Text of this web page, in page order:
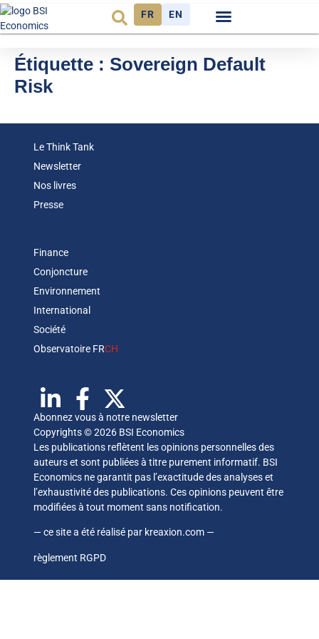
FR EN
Étiquette : Sovereign Default
Risk
Le Think Tank
Newsletter
Nos livres
Presse
Finance
Conjoncture
Environnement
International
Société
Observatoire FRCH
Abonnez vous à notre newsletter
Copyrights © 2026 BSI Economics
Les publications reflètent les opinions personnelles des
auteurs et sont publiées à titre purement informatif. BSI
Economics ne garantit pas l’exactitude des analyses et
l’exhaustivité des publications. Ces opinions peuvent être
modifiées à tout moment sans notification.
— ce site a été réalisé par kreaxion.com —
règlement RGPD